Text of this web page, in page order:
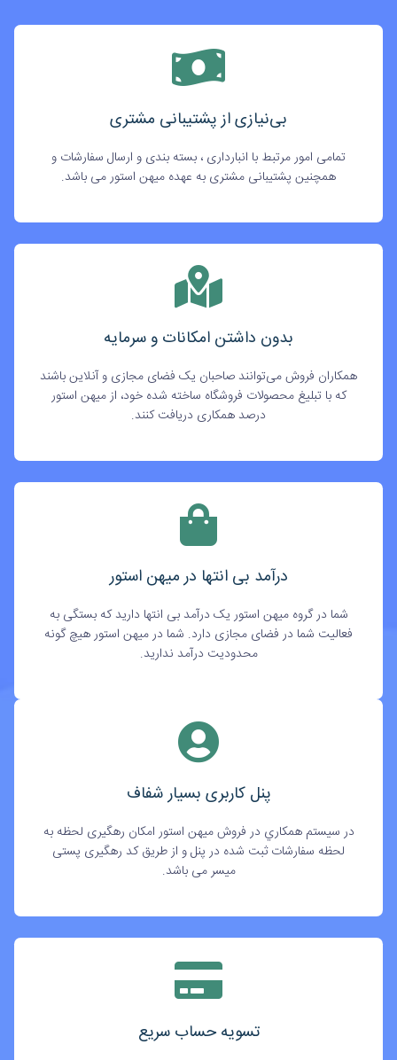
بی‌نیازی از پشتیبانی مشتری
تمامی امور مرتبط با انبارداری ، بسته بندی و ارسال سفارشات و
همچنین پشتیبانی مشتری به عهده میهن استور می باشد.
بدون داشتن امکانات و سرمایه
همکاران فروش می‌توانند صاحبان یک فضای مجازی و آنلاین باشند
که با تبلیغ محصولات فروشگاه ساخته شده خود، از میهن استور
درصد همکاری دریافت کنند.
درآمد بی انتها در میهن استور
شما در گروه میهن استور یک درآمد بی انتها دارید که بستگی به
فعالیت شما در فضای مجازی دارد. شما در میهن استور هیچ گونه
محدودیت درآمد ندارید.
پنل کاربری بسیار شفاف
در سيستم همکاري در فروش میهن استور امکان رهگیری لحظه به
لحظه سفارشات ثبت شده در پنل و از طریق کد رهگیری پستی
میسر می باشد.
تسویه حساب سریع